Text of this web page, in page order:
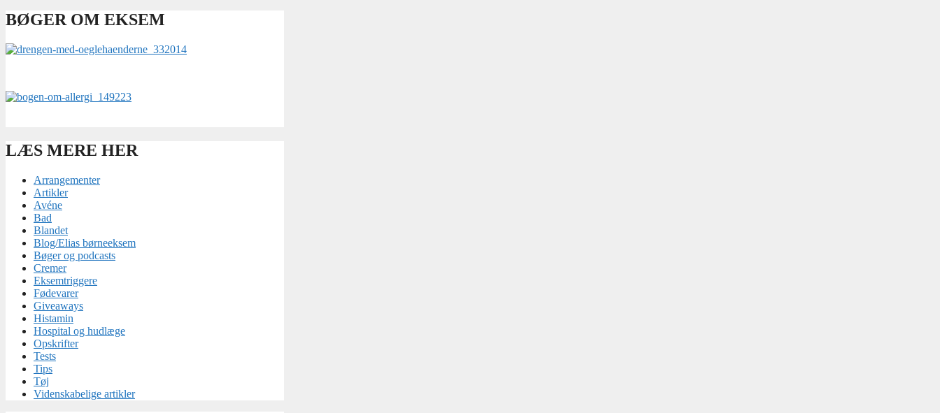
BØGER OM EKSEM
LÆS MERE HER
Arrangementer
Artikler
Avéne
Bad
Blandet
Blog/Elias børneeksem
Bøger og podcasts
Cremer
Eksemtriggere
Fødevarer
Giveaways
Histamin
Hospital og hudlæge
Opskrifter
Tests
Tips
Tøj
Videnskabelige artikler